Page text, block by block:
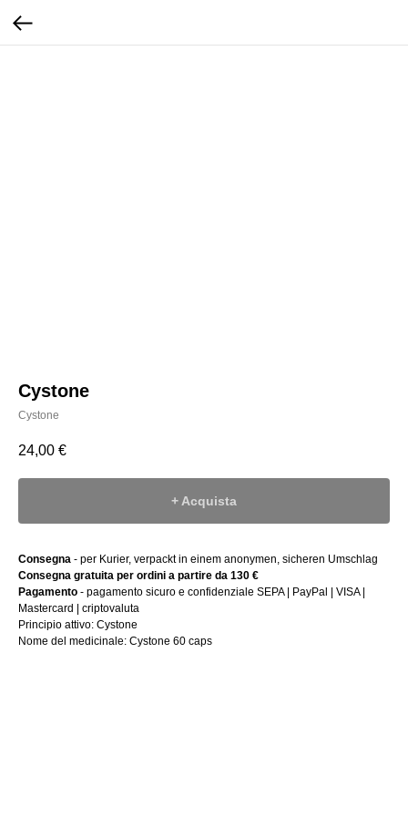
Cystone
Cystone
24,00 €
+ Acquista
Consegna - per Kurier, verpackt in einem anonymen, sicheren Umschlag
Consegna gratuita per ordini a partire da 130 €
Pagamento - pagamento sicuro e confidenziale SEPA | PayPal | VISA |
Mastercard | criptovaluta
Principio attivo: Cystone
Nome del medicinale: Cystone 60 caps